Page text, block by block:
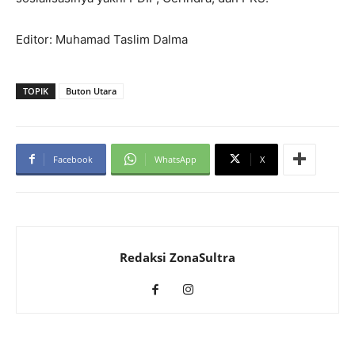
Editor: Muhamad Taslim Dalma
TOPIK Buton Utara
Facebook WhatsApp X
Redaksi ZonaSultra